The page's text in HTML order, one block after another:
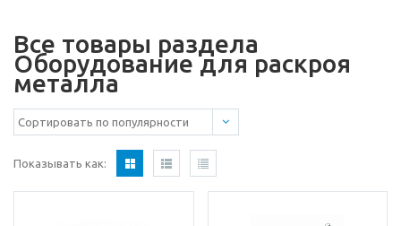
Все товары раздела
Оборудование для раскроя
металла
Показывать как: